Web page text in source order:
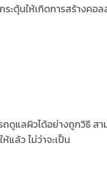
ะตุ้นให้เกิดการสร้างคอ
ถดูแลผิวได้อย่างถูกวิธี ส
ล้ว ไม่ว่าจะเป็น